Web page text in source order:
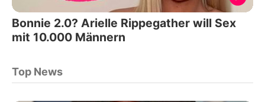
Bonnie 2.0? Arielle Rippegather will Sex
mit 10.000 Männern
Top News